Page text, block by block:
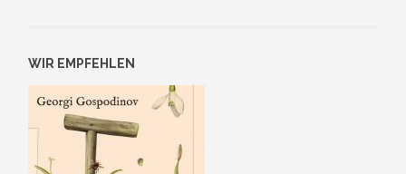
WIR EMPFEHLEN